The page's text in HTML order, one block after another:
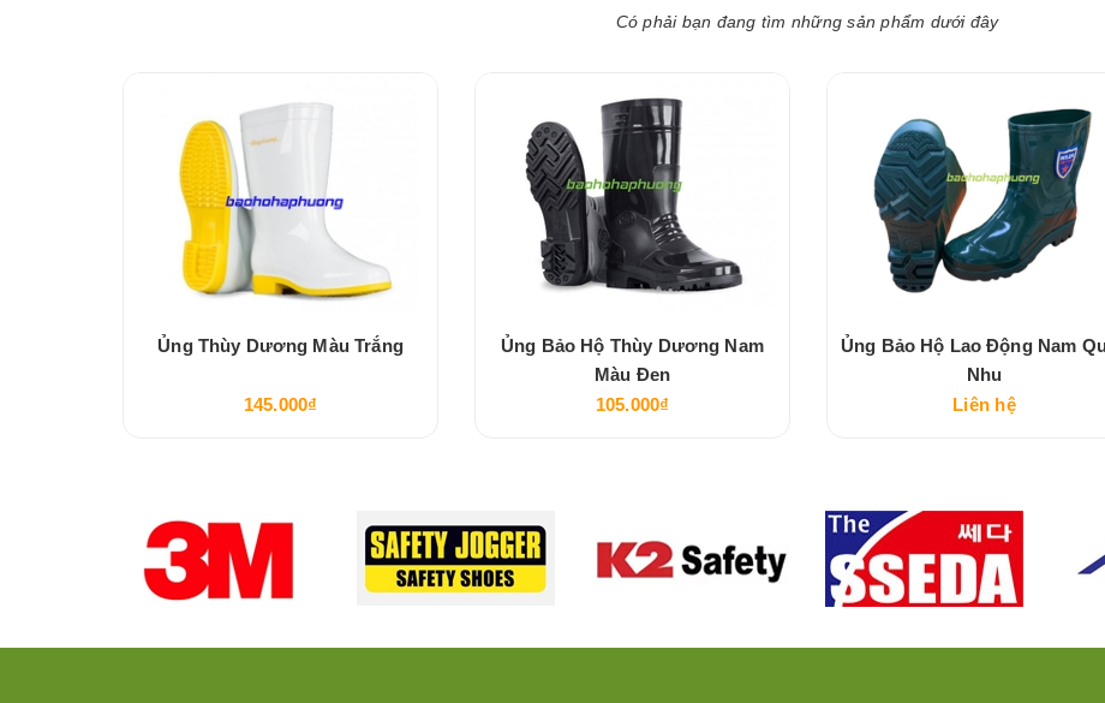
Có phải bạn đang tìm những sản phẩm dưới đây
Ủng Thùy Dương Màu Trắng
145.000₫
Ủng Bảo Hộ Thùy Dương Nam
Màu Đen
105.000₫
Ủng Bảo Hộ Lao Động Nam
Nhu
Liên hệ